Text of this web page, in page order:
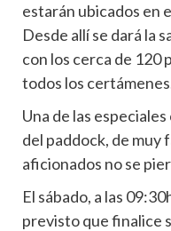
estarán ubicados en
Desde allí se dará la
con los cerca de
todos los
Una de las
del paddock, de muy
aficionados no se
El sábado, a las
previsto que finalice